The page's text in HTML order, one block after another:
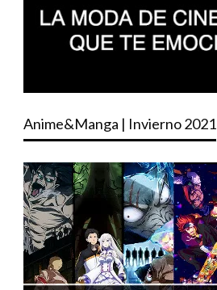
Anime&Manga | Invierno 2021